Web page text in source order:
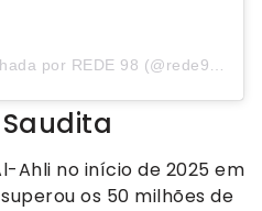
Ahli no início de 2025 em
os 50 milhões de